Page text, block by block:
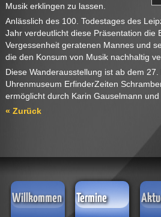
Musik erklingen zu lassen.
Anlässlich des 100. Todestages des
Jahr verdeutlicht diese Präsentation die
Vergessenheit geratenen Mannes und
die den Konsum von Musik nachhaltig
Diese Wanderausstellung ist ab dem
Uhrenmuseum ErfinderZeiten
ermöglicht durch Karin Gauselmann
« Zurück
Willkommen Termine